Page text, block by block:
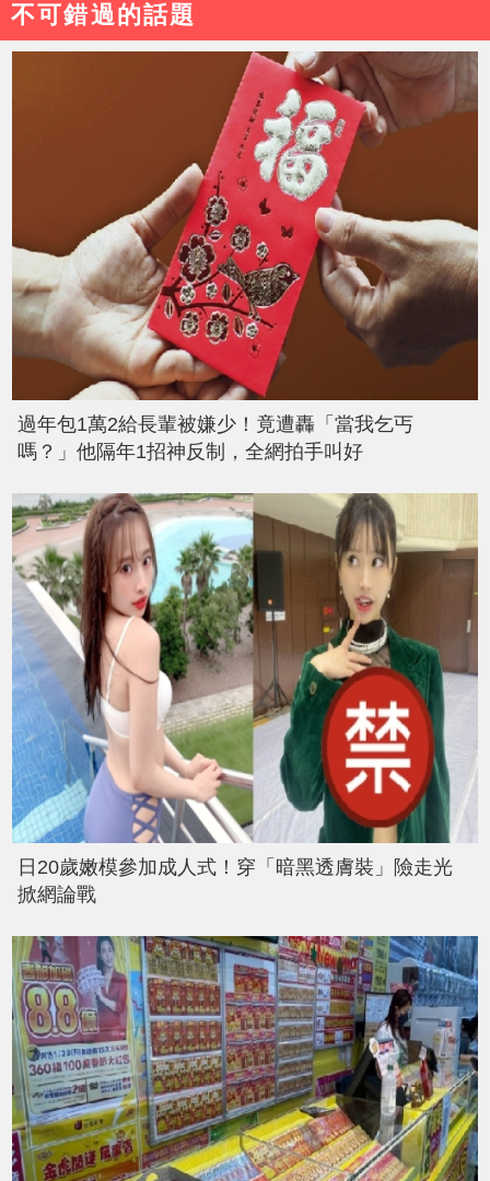
不可錯過的話題
過年包1萬2給長輩被嫌少！竟遭轟「當我乞丐
嗎？」他隔年1招神反制，全網拍手叫好
日20歲嫩模參加成人式！穿「暗黑透膚裝」險走光
掀網論戰